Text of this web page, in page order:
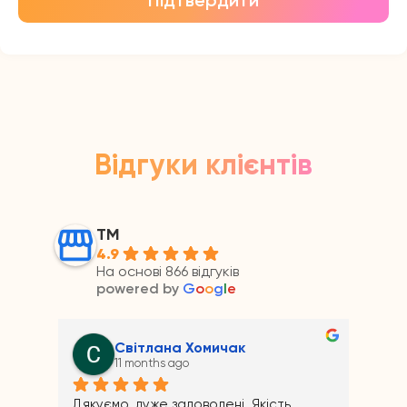
Відгуки клієнтів
ТМ
4.9
На основі 866 відгуків
powered by Google
Андрій Прайс
11 months ago